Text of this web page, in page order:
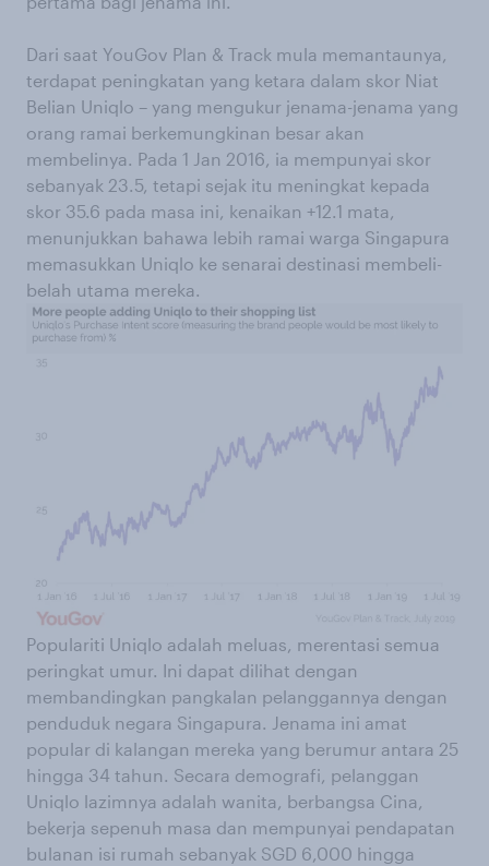
Dari saat YouGov Plan & Track mula memantaunya,
terdapat peningkatan yang ketara dalam skor Niat
Belian Uniqlo – yang mengukur jenama-jenama yang
orang ramai berkemungkinan besar akan
membelinya. Pada 1 Jan 2016, ia mempunyai skor
sebanyak 23.5, tetapi sejak itu meningkat kepada
skor 35.6 pada masa ini, kenaikan +12.1 mata,
menunjukkan bahawa lebih ramai warga Singapura
memasukkan Uniqlo ke senarai destinasi membeli-
belah utama mereka.
Populariti Uniqlo adalah meluas, merentasi semua
peringkat umur. Ini dapat dilihat dengan
membandingkan pangkalan pelanggannya dengan
penduduk negara Singapura. Jenama ini amat
popular di kalangan mereka yang berumur antara 25
hingga 34 tahun. Secara demografi, pelanggan
Uniqlo lazimnya adalah wanita, berbangsa Cina,
bekerja sepenuh masa dan mempunyai pendapatan
bulanan isi rumah sebanyak SGD 6,000 hingga